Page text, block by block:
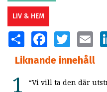
LIV & HEM
SHARE FACEBOOKTWITTER EMAIL
Liknande innehåll
“Vi vill ta den där